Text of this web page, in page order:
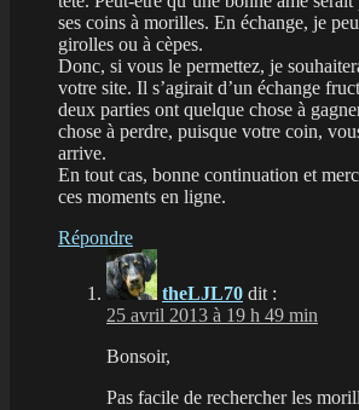
ses coins à morilles. En échange, je
girolles ou à cèpes.
Donc, si vous le permettez, je
votre site. Il s’agirait d’un échange
deux parties ont quelque chose à
chose à perdre, puisque votre coin,
arrive.
En tout cas, bonne continuation et
ces moments en ligne.
Répondre
theLJL70 dit :
25 avril 2013 à 19 h 49 min
Bonsoir,
Pas facile de rechercher les